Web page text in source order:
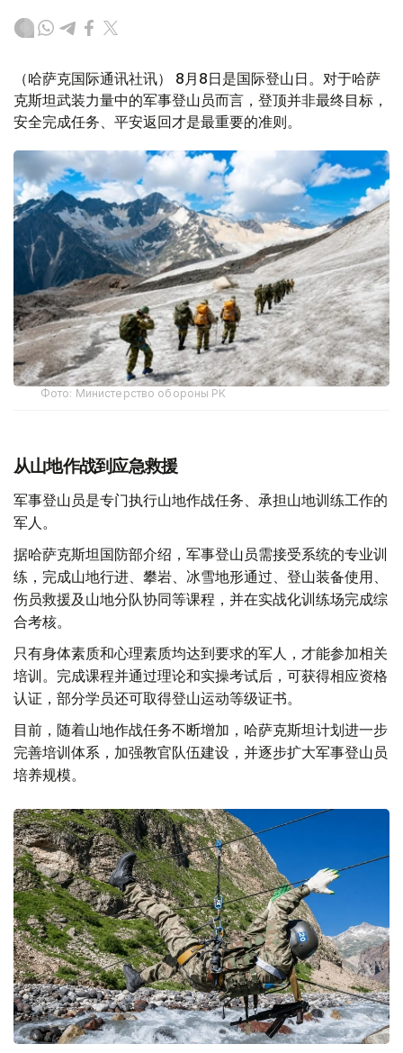
（哈萨克国际通讯社讯） 8月8日是国际登山日。对于哈萨
克斯坦武装力量中的军事登山员而言，登顶并非最终目标，
安全完成任务、平安返回才是最重要的准则。
Фото: Министерство обороны РК
从山地作战到应急救援
军事登山员是专门执行山地作战任务、承担山地训练工作的
军人。
据哈萨克斯坦国防部介绍，军事登山员需接受系统的专业训
练，完成山地行进、攀岩、冰雪地形通过、登山装备使用、
伤员救援及山地分队协同等课程，并在实战化训练场完成综
合考核。
只有身体素质和心理素质均达到要求的军人，才能参加相关
培训。完成课程并通过理论和实操考试后，可获得相应资格
认证，部分学员还可取得登山运动等级证书。
目前，随着山地作战任务不断增加，哈萨克斯坦计划进一步
完善培训体系，加强教官队伍建设，并逐步扩大军事登山员
培养规模。